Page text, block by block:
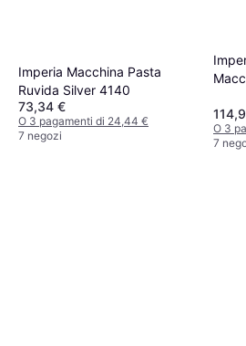
Imperia Macchina Pasta
Ruvida Silver 4140
73,34 €
O 3 pagamenti di 24,44 €
7 negozi
O 3
7